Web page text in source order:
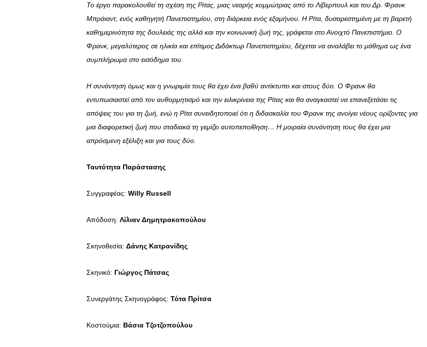
Το έργο παρακολουθεί τη σχέση της Ρίτας, μιας νεαρής κομμώτριας από τοΛίβερπουλ και του Δρ. Φρανκ
Μπράιαντ, ενός καθηγητή Πανεπιστημίου, στη διάρκεια ενός εξαμήνου. Η Ρίτα, δυσαρεστημένη με τη βαρετή
καθημερινότητα της δουλειάς της αλλά και την κοινωνική ζωή της, γράφεται στο Ανοιχτό Πανεπιστήμιο. Ο
Φρανκ, μεγαλύτερος σε ηλικία και επίτιμος Διδάκτωρ Πανεπιστημίου, δέχεται να αναλάβει το μάθημα ως ένα
συμπλήρωμα στο εισόδημα του.
Η συνάντηση όμως και η γνωριμία τους θα έχει ένα βαθύ αντίκτυπο και στους δύο. Ο Φρανκ θα
εντυπωσιαστεί από τον αυθορμητισμό και την ειλικρίνεια της Ρίτας και θα αναγκαστεί να επανεξετάσει τις
απόψεις του για τη ζωή, ενώ η Ρίτα συνειδητοποιεί ότι η διδασκαλία του Φρανκ της ανοίγει νέους ορίζοντες για
μια διαφορετική ζωή που σταδιακά τη γεμίζει αυτοπεποίθηση… Η μοιραία συνάντηση τους θα έχει μια
απρόσμενη εξέλιξη και για τους δύο.
Ταυτότητα Παράστασης
Συγγραφέας: Willy Russell
Απόδοση: Λίλιαν Δημητρακοπούλου
Σκηνοθεσία: Δάνης Κατρανίδης
Σκηνικό: Γιώργος Πάτσας
Συνεργάτης Σκηνογράφος: Τότα Πρίτσα
Κοστούμια: Βάσια Τζοτζοπούλου